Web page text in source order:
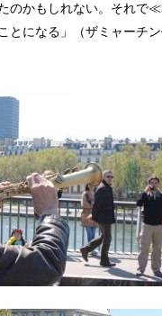
のかもしれない。それで
になる」（ザミャーチン